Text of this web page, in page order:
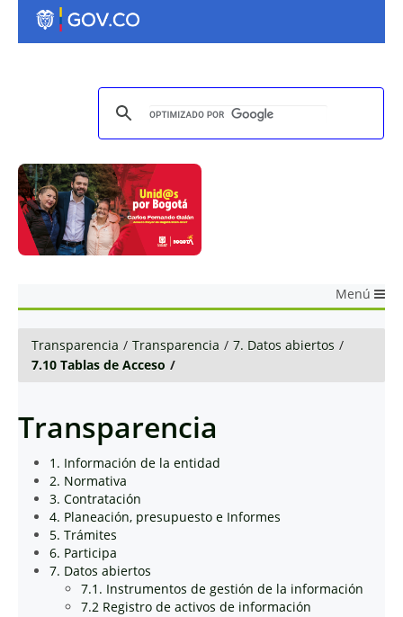
Menú
Transparencia / Transparencia / 7. Datos abiertos /
7.10 Tablas de Acceso /
Transparencia
1. Información de la entidad
2. Normativa
3. Contratación
4. Planeación, presupuesto e Informes
5. Trámites
6. Participa
7. Datos abiertos
7.1. Instrumentos de gestión de la información
7.2 Registro de activos de información